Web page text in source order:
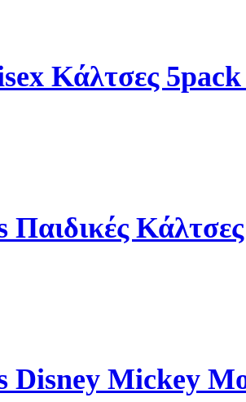
Κάλτσες
Παιδικές
Disney Mickey